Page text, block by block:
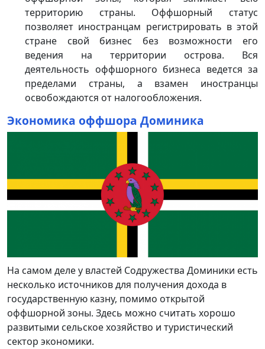
территорию страны. Оффшорный статус
позволяет иностранцам регистрировать в этой
стране свой бизнес без возможности его
ведения на территории острова. Вся
деятельность оффшорного бизнеса ведется за
пределами страны, а взамен иностранцы
освобождаются от налогообложения.
Экономика оффшора Доминика
На самом деле у властей Содружества Доминики есть
несколько источников для получения дохода в
государственную казну, помимо открытой
оффшорной зоны. Здесь можно считать хорошо
развитыми сельское хозяйство и туристический
сектор экономики.